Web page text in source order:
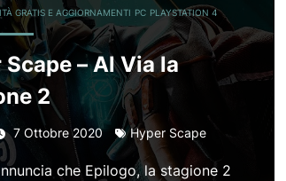
GRATIS E AGGIORNAMENTI PC PLAYSTATION 4
Scape – Al Via la
2
7 Ottobre 2020 Hyper Scape
che Epilogo, la stagione 2